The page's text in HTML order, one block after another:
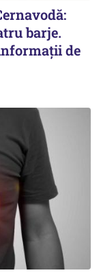
barje.
de